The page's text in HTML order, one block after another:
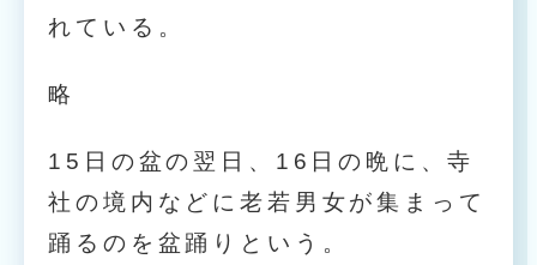
れている。
略
15日の盆の翌日、16日の晩に、寺
社の境内などに老若男女が集まって
踊るのを盆踊りという。